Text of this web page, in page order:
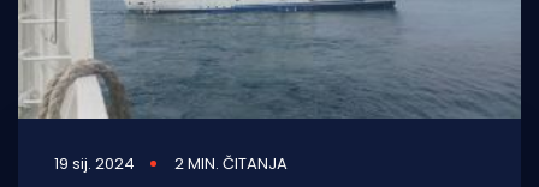
19 sij. 2024 2 MIN. ČITANJA